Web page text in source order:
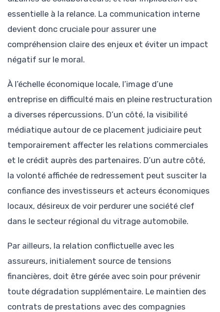
essentielle à la relance. La communication interne
devient donc cruciale pour assurer une
compréhension claire des enjeux et éviter un impact
négatif sur le moral.
À l’échelle économique locale, l’image d’une
entreprise en difficulté mais en pleine restructuration
a diverses répercussions. D’un côté, la visibilité
médiatique autour de ce placement judiciaire peut
temporairement affecter les relations commerciales
et le crédit auprès des partenaires. D’un autre côté,
la volonté affichée de redressement peut susciter la
confiance des investisseurs et acteurs économiques
locaux, désireux de voir perdurer une société clef
dans le secteur régional du vitrage automobile.
Par ailleurs, la relation conflictuelle avec les
assureurs, initialement source de tensions
financières, doit être gérée avec soin pour prévenir
toute dégradation supplémentaire. Le maintien des
contrats de prestations avec des compagnies